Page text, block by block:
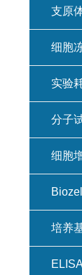
支原
细胞
实验
分子
细胞
培养